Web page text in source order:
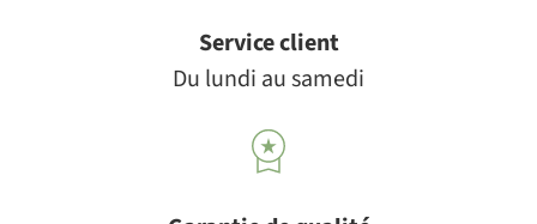
Service client
Du lundi au samedi